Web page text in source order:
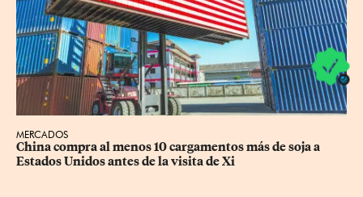
MERCADOS
China compra al menos 10 cargamentos más de soja a
Estados Unidos antes de la visita de Xi